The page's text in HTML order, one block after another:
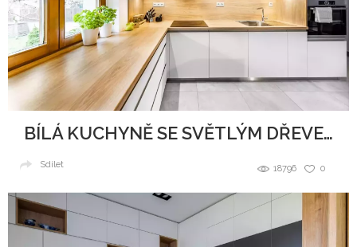
BÍLÁ KUCHYNĚ SE SVĚTLÝM DŘEVEM
0
18796
Sdílet